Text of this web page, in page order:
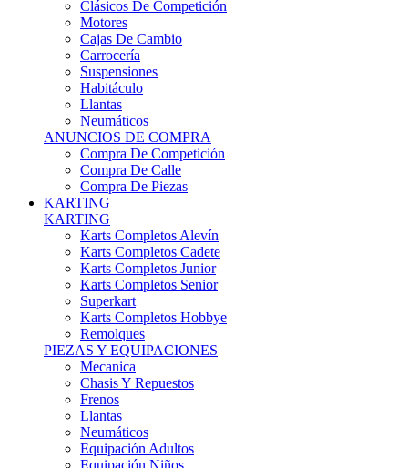
Cajas De Cambio
Carrocería
Suspensiones
Habitáculo
Llantas
Neumáticos
ANUNCIOS DE COMPRA
Compra De Competición
Compra De Calle
Compra De Piezas
KARTING
KARTING
Karts Completos Alevín
Karts Completos Cadete
Karts Completos Junior
Karts Completos Senior
Superkart
Karts Completos Hobbye
Remolques
PIEZAS Y EQUIPACIONES
Mecanica
Chasis Y Repuestos
Frenos
Llantas
Neumáticos
Equipación Adultos
Equipación Niños
Resto De Piezas